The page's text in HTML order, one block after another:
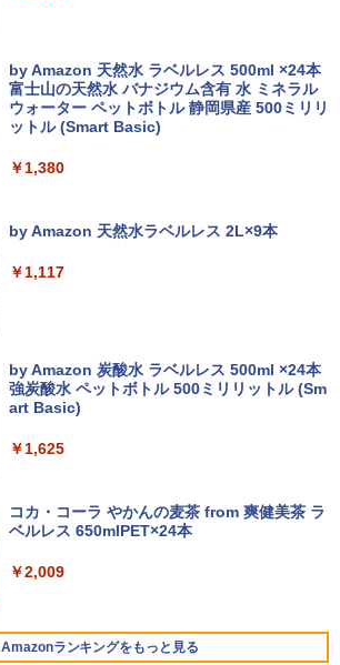
レビュー投稿 5年保証｜MS Office 2024
H&B 搭載｜中古 ノートパソコン Windo
ws11 Office付｜スペック Core i5 第7世
キー DVDドライブ搭載 CD DVD 再生可
ズ [ Windows11 / Office付き / SSD 256
GB / 8GB 16GB メモリ / 第8世代 第10世
代 Corei5 ] 店長おまかせ 初期設定不要
中古pc
＼11日まで限定価格／【楽天1位】ノー
トパソコン 新品 福袋 6点セット Intel Pe
設定済み 15.6インチ フルHD ノートPC
初心者 学生 在宅ワーク テンキー Wi-Fi
×1 DP1.4×1 Adaptive Sync対応 フリッ
カーフリー ブルーライトカット モニター
ディスプレイ MAXZEN MGM25IC04-F2
40
￥12,980
ー】ワイヤレスモニター 15.6インチ フル
￥19,999
t IPSパネル ブルー ピンク ゲーム モニタ
ー HDR 新品 1ms 非光沢 ブルーライト軽
減 VESA 壁掛け pcモニター 液晶 ディス
5年保証付き】
￥7,150
ふかふかダンジョン攻略記〜俺の異世界
￥792
阿部幸大 ]
Anker Soundcore P31i ブラック
￥5,990
ラック
￥14,990
レスイヤホン bluetooth イヤホン V12 小型
軽量 ブルートゥースHi-Fi 最大36時間再生 ぶ
るーとゅーす コードレス ENCノイズキャン
付き 防水 タッチ式音量調整 スポーツ/通勤/通
￥1,964
Xiaomi シャオミ REDMI Buds 8 Lite ワイヤ
￥3,480
BRUCE WAYNE feat. Flo Milli, ATL Jacob
[Explicit]
￥250
￥250
￥250
by Amazon 天然水 ラベルレス 500ml ×24本
富士山の天然水 バナジウム含有 水 ミネラル
ウォーター ペットボトル 静岡県産 500ミリリ
ットル (Smart Basic)
￥1,380
by Amazon 天然水ラベルレス 2L×9本
￥1,117
by Amazon 炭酸水 ラベルレス 500ml ×24本
強炭酸水 ペットボトル 500ミリリットル (Sm
art Basic)
￥1,625
コカ・コーラ やかんの麦茶 from 爽健美茶 ラ
ベルレス 650mlPET×24本
￥2,009
Amazonランキングをもっと見る